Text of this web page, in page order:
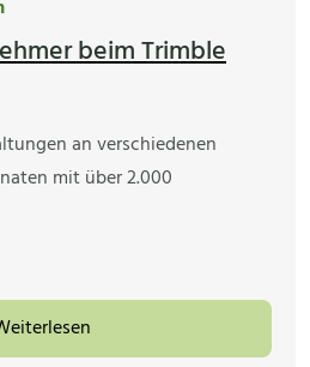
beim Trimble
an verschiedenen
mit über 2.000